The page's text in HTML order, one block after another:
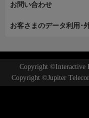
お問い合わせ
お客さまのデータ利用･
Copyright ©Interactive
Copyright ©Jupiter